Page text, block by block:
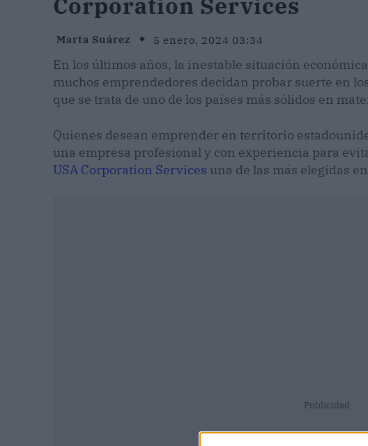
Corporation Services
Marta Suárez 5 enero, 2024 03:34
En los últimos años, la inestable situación
muchos emprendedores decidan probar suerte en
que se trata de uno de los países más sólidos en
Quienes desean emprender en territorio
una empresa profesional y con experiencia para
USA Corporation Services una de las más elegidas
Publicidad